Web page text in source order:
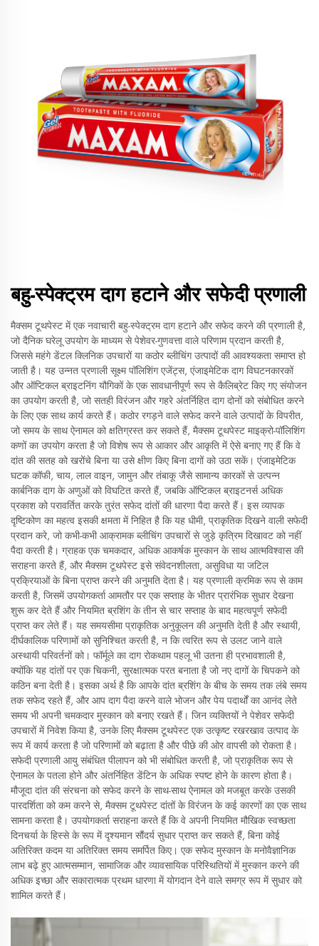
बहु-स्पेक्ट्रम दाग हटाने और सफेदी प्रणाली
मैक्सम टूथपेस्ट में एक नवाचारी बहु-स्पेक्ट्रम दाग हटाने और सफेद करने की प्रणाली है,
जो दैनिक घरेलू उपयोग के माध्यम से पेशेवर-गुणवत्ता वाले परिणाम प्रदान करती है,
जिससे महंगे डेंटल क्लिनिक उपचारों या कठोर ब्लीचिंग उत्पादों की आवश्यकता समाप्त हो
जाती है। यह उन्नत प्रणाली सूक्ष्म पॉलिशिंग एजेंट्स, एंजाइमेटिक दाग विघटनकारकों
और ऑप्टिकल ब्राइटनिंग यौगिकों के एक सावधानीपूर्ण रूप से कैलिब्रेट किए गए संयोजन
का उपयोग करती है, जो सतही विरंजन और गहरे अंतर्निहित दाग दोनों को संबोधित करने
के लिए एक साथ कार्य करते हैं। कठोर रगड़ने वाले सफेद करने वाले उत्पादों के विपरीत,
जो समय के साथ ऐनामल को क्षतिग्रस्त कर सकते हैं, मैक्सम टूथपेस्ट माइक्रो-पॉलिशिंग
कणों का उपयोग करता है जो विशेष रूप से आकार और आकृति में ऐसे बनाए गए हैं कि वे
दांत की सतह को खरोंचे बिना या उसे क्षीण किए बिना दागों को उठा सकें। एंजाइमेटिक
घटक कॉफी, चाय, लाल वाइन, जामुन और तंबाकू जैसे सामान्य कारकों से उत्पन्न
कार्बनिक दाग के अणुओं को विघटित करते हैं, जबकि ऑप्टिकल ब्राइटनर्स अधिक
प्रकाश को परावर्तित करके तुरंत सफेद दांतों की धारणा पैदा करते हैं। इस व्यापक
दृष्टिकोण का महत्व इसकी क्षमता में निहित है कि यह धीमी, प्राकृतिक दिखने वाली सफेदी
प्रदान करे, जो कभी-कभी आक्रामक ब्लीचिंग उपचारों से जुड़े कृत्रिम दिखावट को नहीं
पैदा करती है। ग्राहक एक चमकदार, अधिक आकर्षक मुस्कान के साथ आत्मविश्वास की
सराहना करते हैं, और मैक्सम टूथपेस्ट इसे संवेदनशीलता, असुविधा या जटिल
प्रक्रियाओं के बिना प्राप्त करने की अनुमति देता है। यह प्रणाली क्रमिक रूप से काम
करती है, जिसमें उपयोगकर्ता आमतौर पर एक सप्ताह के भीतर प्रारंभिक सुधार देखना
शुरू कर देते हैं और नियमित ब्रशिंग के तीन से चार सप्ताह के बाद महत्वपूर्ण सफेदी
प्राप्त कर लेते हैं। यह समयसीमा प्राकृतिक अनुकूलन की अनुमति देती है और स्थायी,
दीर्घकालिक परिणामों को सुनिश्चित करती है, न कि त्वरित रूप से उलट जाने वाले
अस्थायी परिवर्तनों को। फॉर्मूले का दाग रोकथाम पहलू भी उतना ही प्रभावशाली है,
क्योंकि यह दांतों पर एक चिकनी, सुरक्षात्मक परत बनाता है जो नए दागों के चिपकने को
कठिन बना देती है। इसका अर्थ है कि आपके दांत ब्रशिंग के बीच के समय तक लंबे समय
तक सफेद रहते हैं, और आप दाग पैदा करने वाले भोजन और पेय पदार्थों का आनंद लेते
समय भी अपनी चमकदार मुस्कान को बनाए रखते हैं। जिन व्यक्तियों ने पेशेवर सफेदी
उपचारों में निवेश किया है, उनके लिए मैक्सम टूथपेस्ट एक उत्कृष्ट रखरखाव उत्पाद के
रूप में कार्य करता है जो परिणामों को बढ़ाता है और पीछे की ओर वापसी को रोकता है।
सफेदी प्रणाली आयु संबंधित पीलापन को भी संबोधित करती है, जो प्राकृतिक रूप से
ऐनामल के पतला होने और अंतर्निहित डेंटिन के अधिक स्पष्ट होने के कारण होता है।
मौजूदा दांत की संरचना को सफेद करने के साथ-साथ ऐनामल को मजबूत करके उसकी
पारदर्शिता को कम करने से, मैक्सम टूथपेस्ट दांतों के विरंजन के कई कारणों का एक साथ
सामना करता है। उपयोगकर्ता सराहना करते हैं कि वे अपनी नियमित मौखिक स्वच्छता
दिनचर्या के हिस्से के रूप में दृश्यमान सौंदर्य सुधार प्राप्त कर सकते हैं, बिना कोई
अतिरिक्त कदम या अतिरिक्त समय समर्पित किए। एक सफेद मुस्कान के मनोवैज्ञानिक
लाभ बढ़े हुए आत्मसम्मान, सामाजिक और व्यावसायिक परिस्थितियों में मुस्कान करने की
अधिक इच्छा और सकारात्मक प्रथम धारणा में योगदान देने वाले समग्र रूप में सुधार को
शामिल करते हैं।